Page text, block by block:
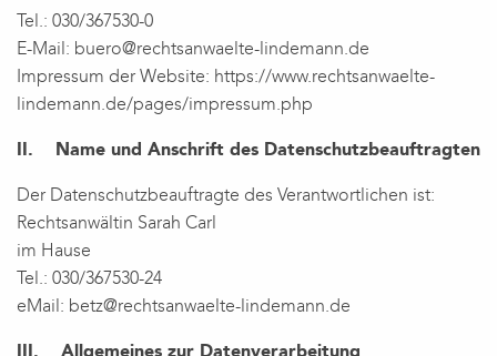
Tel.: 030/367530-0
E-Mail: buero@rechtsanwaelte-lindemann.de
Impressum der Website: https://www.rechtsanwaelte-
lindemann.de/pages/impressum.php
II. Name und Anschrift des Datenschutzbeauftragten
Der Datenschutzbeauftragte des Verantwortlichen ist:
Rechtsanwältin Sarah Carl
im Hause
Tel.: 030/367530-24
eMail: betz@rechtsanwaelte-lindemann.de